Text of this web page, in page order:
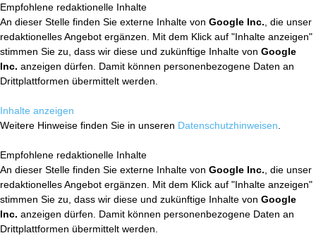
Empfohlene redaktionelle Inhalte
An dieser Stelle finden Sie externe Inhalte von Google Inc. , die unser
redaktionelles Angebot ergänzen. Mit dem Klick auf "Inhalte anzeigen"
stimmen Sie zu, dass wir diese und zukünftige Inhalte von Google
Inc. anzeigen dürfen. Damit können personenbezogene Daten an
Drittplattformen übermittelt werden.
Inhalte anzeigen
Weitere Hinweise finden Sie in unseren Datenschutzhinweisen
Empfohlene redaktionelle Inhalte
An dieser Stelle finden Sie externe Inhalte von Google Inc. , die unser
redaktionelles Angebot ergänzen. Mit dem Klick auf "Inhalte anzeigen"
stimmen Sie zu, dass wir diese und zukünftige Inhalte von Google
Inc. anzeigen dürfen. Damit können personenbezogene Daten an
Drittplattformen übermittelt werden.